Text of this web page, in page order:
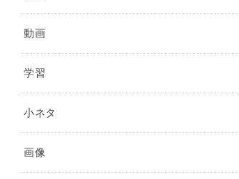
動画
学習
小ネタ
画像